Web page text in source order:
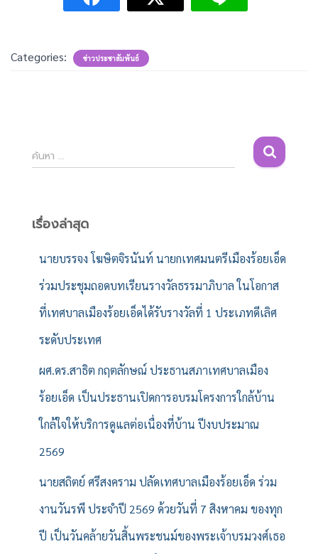
Categories: ข่าวประชาสัมพันธ์
ค้
น
สำ
ค้นหา …
เรื่องล่าสุด
นายบรรจง โฆษิตจิรนันท์ นายกเทศมนตรีเมืองร้อยเอ็ด
ร่วมประชุมถอดบทเรียนรางวัลธรรมาภิบาล ในโอกาส
ที่เทศบาลเมืองร้อยเอ็ดได้รับรางวัลที่ 1 ประเภทดีเลิศ
ระดับประเทศ
ผศ.ดร.สาธิต กฤตลักษณ์ ประธานสภาเทศบาลเมือง
ร้อยเอ็ด เป็นประธานเปิดการอบรมโครงการใกล้บ้าน
ใกล้ใจให้บริการดูแลต่อเนื่องที่บ้าน ปีงบประมาณ
2569
นายสถิตย์ ศรีสงคราม ปลัดเทศบาลเมืองร้อยเอ็ด ร่วม
งานวันรพี ประจำปี 2569 ด้วยวันที่ 7 สิงหาคม ของทุก
ปี เป็นวันคล้ายวันสิ้นพระชนม์ของพระเจ้าบรมวงศ์เธอ